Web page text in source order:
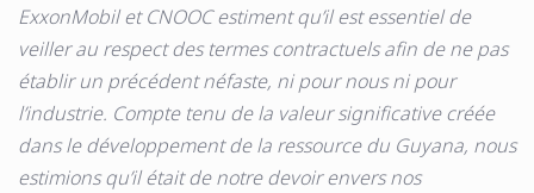
ExxonMobil et CNOOC estiment qu’il est essentiel de
veiller au respect des termes contractuels afin de ne pas
établir un précédent néfaste, ni pour nous ni pour
l’industrie. Compte tenu de la valeur significative créée
dans le développement de la ressource du Guyana, nous
estimions qu’il était de notre devoir envers nos